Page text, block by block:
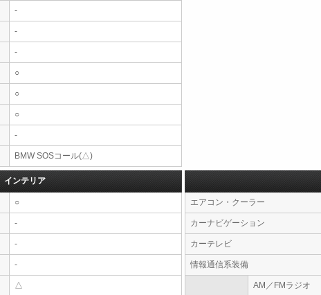
-
-
-
○
○
○
-
BMW SOSコール(△)
インテリア
○
-
-
-
△
エアコン・クーラー
カーナビゲーション
カーテレビ
情報通信系装備
AM／FMラジオ